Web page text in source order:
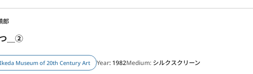
＿②
郎
Ikeda Museum of 20th Century Art Year: 1982Medium: シルクスクリーン